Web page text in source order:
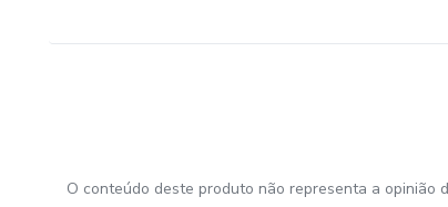
O conteúdo deste produto não representa a opinião